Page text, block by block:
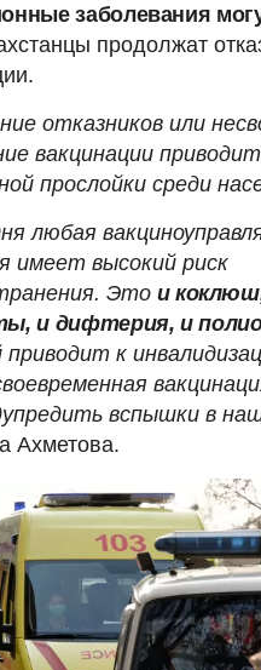
заболевания
продолжат
отказников или
вакцинации
прослойки среди
любая
имеет высокий риск
Это и
и дифтерия, и
к
вспышки в
Ахметова.